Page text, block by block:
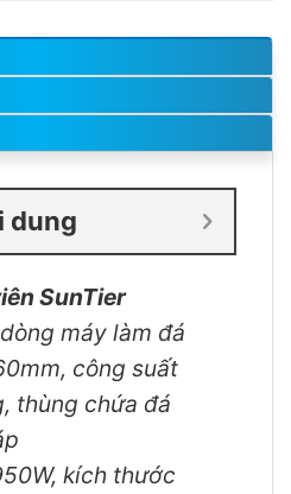
dung
SunTier
máy làm đá
công suất
thùng chứa đá
kích thước